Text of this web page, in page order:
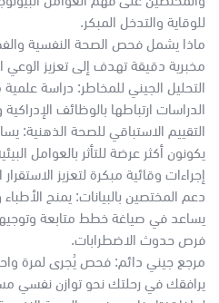
للوقاية والتدخل المبكر.
ماذا يشمل فحص الصحة النفسية
مخبرية دقيقة تهدف إلى تعزيز الوعي
الدراسات ارتباطها بالوظائف
التقييم الاستباقي للصحة الذهنية:
يكونون أكثر عرضة للتأثر بالعوامل
إجراءات وقائية مبكرة لتعزيز
دعم المختصين بالبيانات: يمنح
يساعد في صياغة خطط متابعة
فرص حدوث الاضطرابات.
مرجع جيني دائم: فحص يُجرى لمرة
يرافقك في رحلتك نحو توازن نفسي